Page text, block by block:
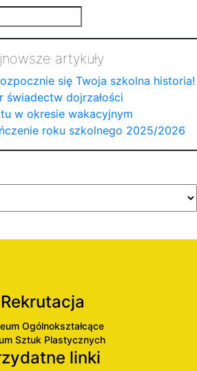
artykuły
się Twoja szkolna historia!
świadectw dojrzałości
w okresie wakacyjnym
roku szkolnego 2025/2026
Rekrutacja
Ogólnokształcące
Sztuk Plastycznych
linki